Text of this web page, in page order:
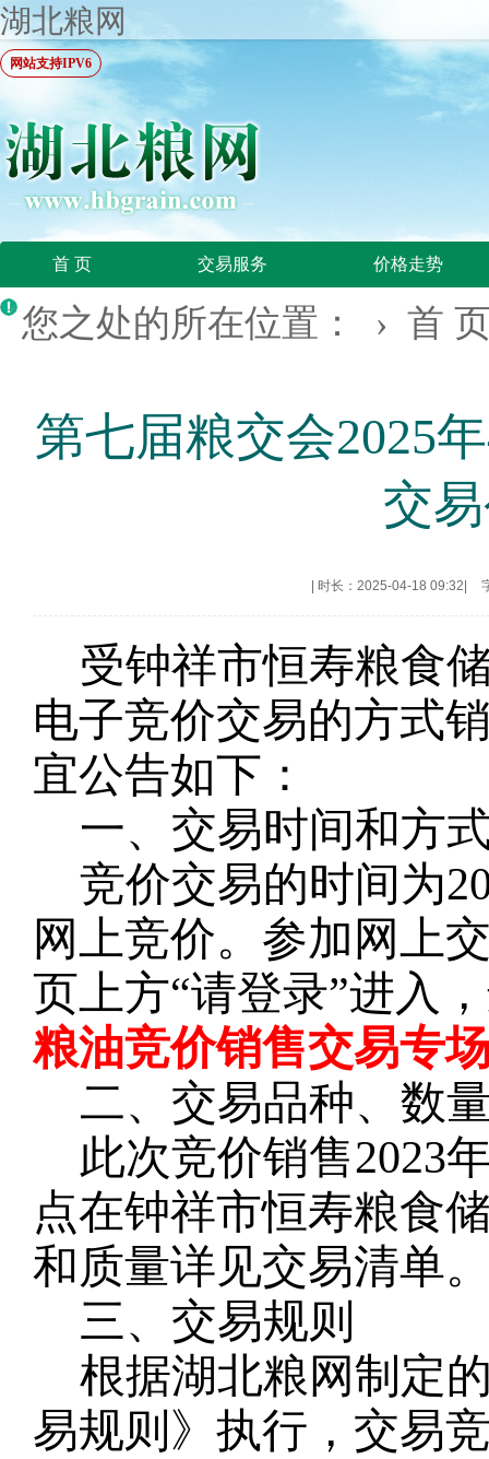
湖北粮网
网站支持IPV6
首 页 交易服务 价格走势
您之处的所在位置： › 首
第七届粮交会2025
交
时长：2025-04-18 09:32
受钟祥市恒寿粮食
电子竞价交易的方式
宜公告如下：
一、交易时间和方
竞价交易的时间为
网上竞价。参加网上
页上方“请登录”进入
粮油竞价销售交易专
二、交易品种、数
此次竞价销售2023
点在钟祥市恒寿粮食
和质量详见交易清单
三、交易规则
根据湖北粮网制定
易规则》执行，交易